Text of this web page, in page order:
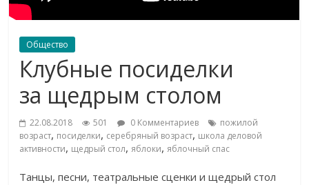
Общество
Клубные посиделки
за щедрым столом
22.08.2018 501 0 Комментариев
пожилой
возраст, посиделки, серебряный возраст, школа деловой
активности, щедрый стол, яблоки, яблочный спас
Танцы, песни, театральные сценки и щедрый стол